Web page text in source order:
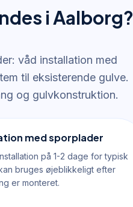
i Aalborg?
våd installation med
til eksisterende gulve.
og gulvkonstruktion.
med sporplader
på 1-2 dage for typisk
bruges øjeblikkeligt efter
er monteret.